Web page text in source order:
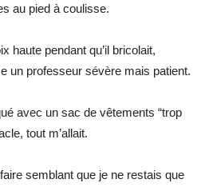
au pied à coulisse.
haute pendant qu’il bricolait,
un professeur sévère mais patient.
avec un sac de vêtements “trop
tout m’allait.
semblant que je ne restais que